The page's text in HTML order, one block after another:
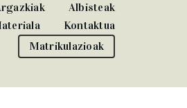
Albisteak
Kontaktua
Matrikulazioak